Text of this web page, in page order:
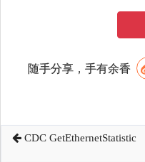
随手分享，手有余香
CDC GetEthernetStatistic